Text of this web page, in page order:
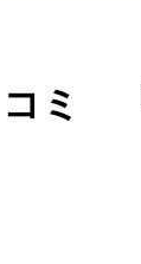
ミ